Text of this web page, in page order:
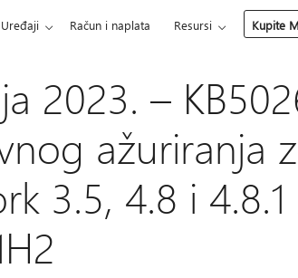
Uređaji Račun i naplata Resursi Kupite
2023. –
ažuriranja
3.5, 4.8 i